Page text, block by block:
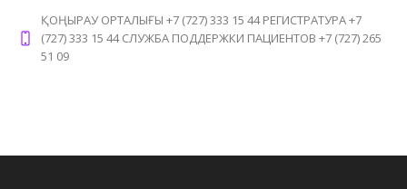
ҚОҢЫРАУ ОРТАЛЫҒЫ +7 (727) 333 15 44 РЕГИСТРАТУРА +7
(727) 333 15 44 СЛУЖБА ПОДДЕРЖКИ ПАЦИЕНТОВ +7 (727) 265
51 09